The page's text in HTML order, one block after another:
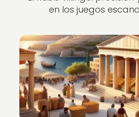
en los juegos